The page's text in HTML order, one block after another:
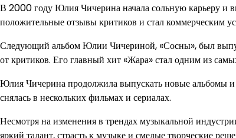
В 2000 году Юлия Чичерина начала сольную карьеру и
положительные отзывы критиков и стал коммерческим
Следующий альбом Юлии Чичериной, «Сосны», был
от критиков. Его главный хит «Жара» стал одним из
Юлия Чичерина продолжила выпускать новые альбомы и
снялась в нескольких фильмах и сериалах.
Несмотря на изменения в трендах музыкальной
яркий талант, страсть к музыке и смелые творческие